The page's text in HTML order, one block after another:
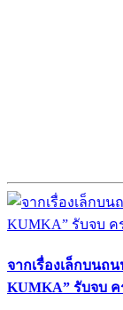
จากเรื่องเล็กบนถ
KUMKA” รับจบ